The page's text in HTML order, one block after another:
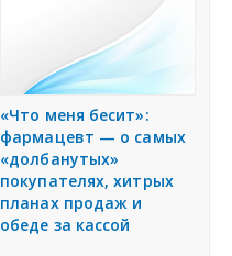
«Что меня бесит»:
фармацевт — о самых
«долбанутых»
покупателях, хитрых
планах продаж и
обеде за кассой